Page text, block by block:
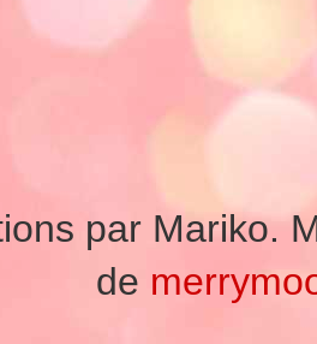
par Mariko.
de